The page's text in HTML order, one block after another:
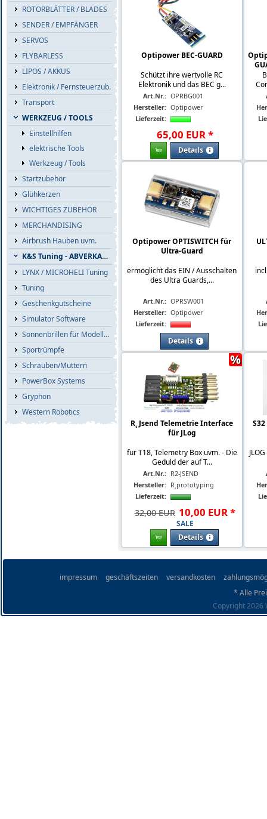
ROTORBLÄTTER / BLADES
SENDER / EMPFÄNGER
SERVOS
FLYBARLESS
LIPOS / AKKUS
Elektronik / Fernsteuerzub.
Transport
WERKZEUG / TOOLS
Einstellhilfen
elektrische Tools
Werkzeug / Tools
Startzubehör
Glühkerzen
WICHTIGES ZUBEHÖR
MERCHANDISING
Airbrush Hauben uvm.
K&S Tuning - ABVERKAUF
LYNX / MICROHELI Tuning
Tuning
Geschenkgutscheine
Simulator Software
Sonnenbrillen für Modellflieger
Sportrümpfe
Schrauben/Muttern
PowerBox Systems
Gryphon
Western Robotics
Optipower BEC-GUARD
Schützt ihre wertvolle RC
Elektronik und das BEC g...
Art.Nr.: OPRBG001
Hersteller: Optipower
Lieferzeit:
65,00 EUR*
Details
Optipower OPTISWITCH für
Ultra-Guard
ermöglicht das EIN / Ausschalten
des Ultra Guards,...
Art.Nr.: OPRSW001
Hersteller: Optipower
Lieferzeit:
Details
R˛ Jsend Telemetrie Interface
für JLog
für T18, Telemetry Box uvm. - Die
Geduld der auf T...
Art.Nr.: R2-JSEND
Hersteller: R˛prototyping
Lieferzeit:
32,00 EUR 10,00 EUR*
SALE
Details
%
impressum geschäftszeiten versandkosten
* Alle
Copyright 2026